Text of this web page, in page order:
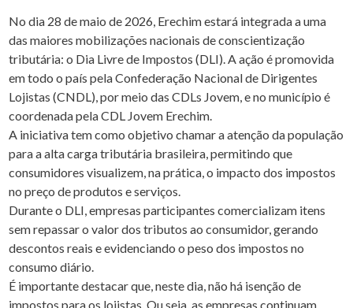
No dia 28 de maio de 2026, Erechim estará integrada a uma
das maiores mobilizações nacionais de conscientização
tributária: o Dia Livre de Impostos (DLI). A ação é promovida
em todo o país pela Confederação Nacional de Dirigentes
Lojistas (CNDL), por meio das CDLs Jovem, e no município é
coordenada pela CDL Jovem Erechim.
A iniciativa tem como objetivo chamar a atenção da população
para a alta carga tributária brasileira, permitindo que
consumidores visualizem, na prática, o impacto dos impostos
no preço de produtos e serviços.
Durante o DLI, empresas participantes comercializam itens
sem repassar o valor dos tributos ao consumidor, gerando
descontos reais e evidenciando o peso dos impostos no
consumo diário.
É importante destacar que, neste dia, não há isenção de
impostos para os lojistas. Ou seja, as empresas continuam